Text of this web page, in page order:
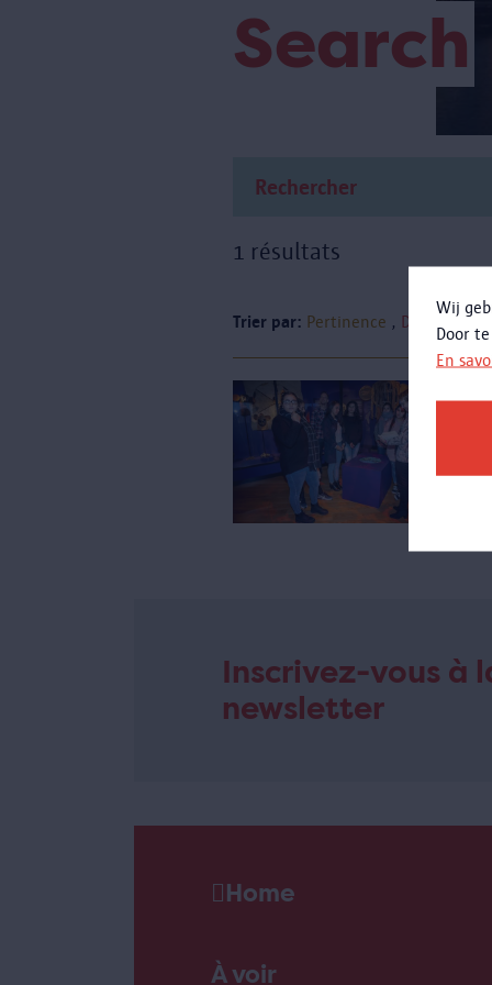
Wij
Door
En
Search
1 résultats
Trier par: Pertinence Date
Inscrivez-vous à
newsletter
Home
À voir